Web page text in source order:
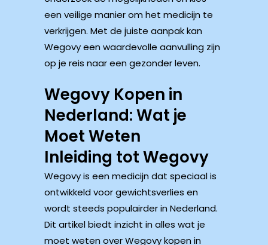
een veilige manier om het medicijn te
verkrijgen. Met de juiste aanpak kan
Wegovy een waardevolle aanvulling zijn
op je reis naar een gezonder leven.
Wegovy Kopen in
Nederland: Wat je
Moet Weten
Inleiding tot Wegovy
Wegovy is een medicijn dat speciaal is
ontwikkeld voor gewichtsverlies en
wordt steeds populairder in Nederland.
Dit artikel biedt inzicht in alles wat je
moet weten over Wegovy kopen in